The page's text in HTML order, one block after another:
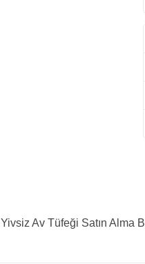
Yivsiz Av Tüfeği Satın Alma